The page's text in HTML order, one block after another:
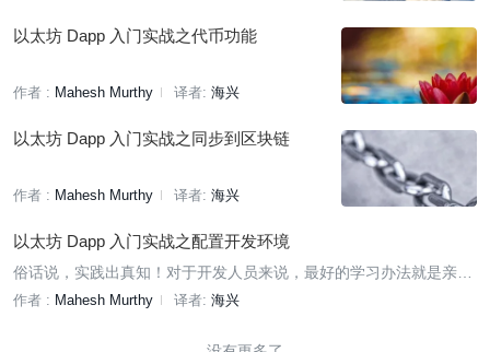
以太坊 Dapp 入门实战之代币功能
作者 : Mahesh Murthy 译者: 海兴
以太坊 Dapp 入门实战之同步到区块链
作者 : Mahesh Murthy 译者: 海兴
以太坊 Dapp 入门实战之配置开发环境
俗话说，实践出真知！对于开发人员来说，最好的学习办法就是亲自
动手做一个小项目。所以，接下来我们将会以一个投票程序为例，带
作者 : Mahesh Murthy 译者: 海兴